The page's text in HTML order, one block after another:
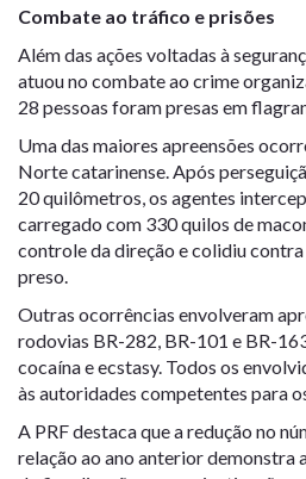
Combate ao tráfico e prisões
Além das ações voltadas à
atuou no combate ao crime
28 pessoas foram presas em
Uma das maiores apreensões
Norte catarinense. Após
20 quilômetros, os agentes
carregado com 330 quilos de
controle da direção e colidiu
preso.
Outras ocorrências envolveram
rodovias BR-282, BR-101 e BR-
cocaína e ecstasy. Todos os
às autoridades competentes para
A PRF destaca que a redução no
relação ao ano anterior demonstra